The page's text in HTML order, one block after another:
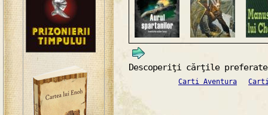
Descoperiţi cărţile
Carti Aventura